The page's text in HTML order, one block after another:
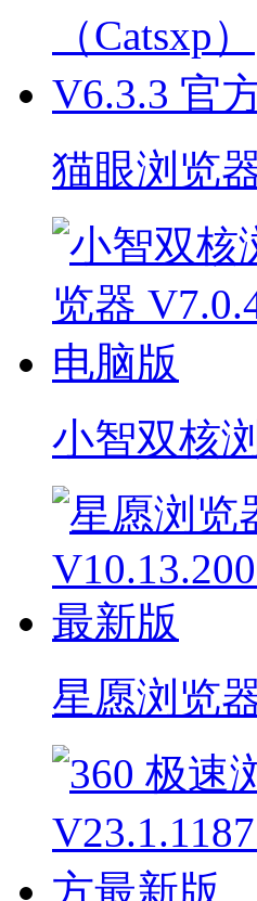
猫眼浏览
小智双核
星愿浏览